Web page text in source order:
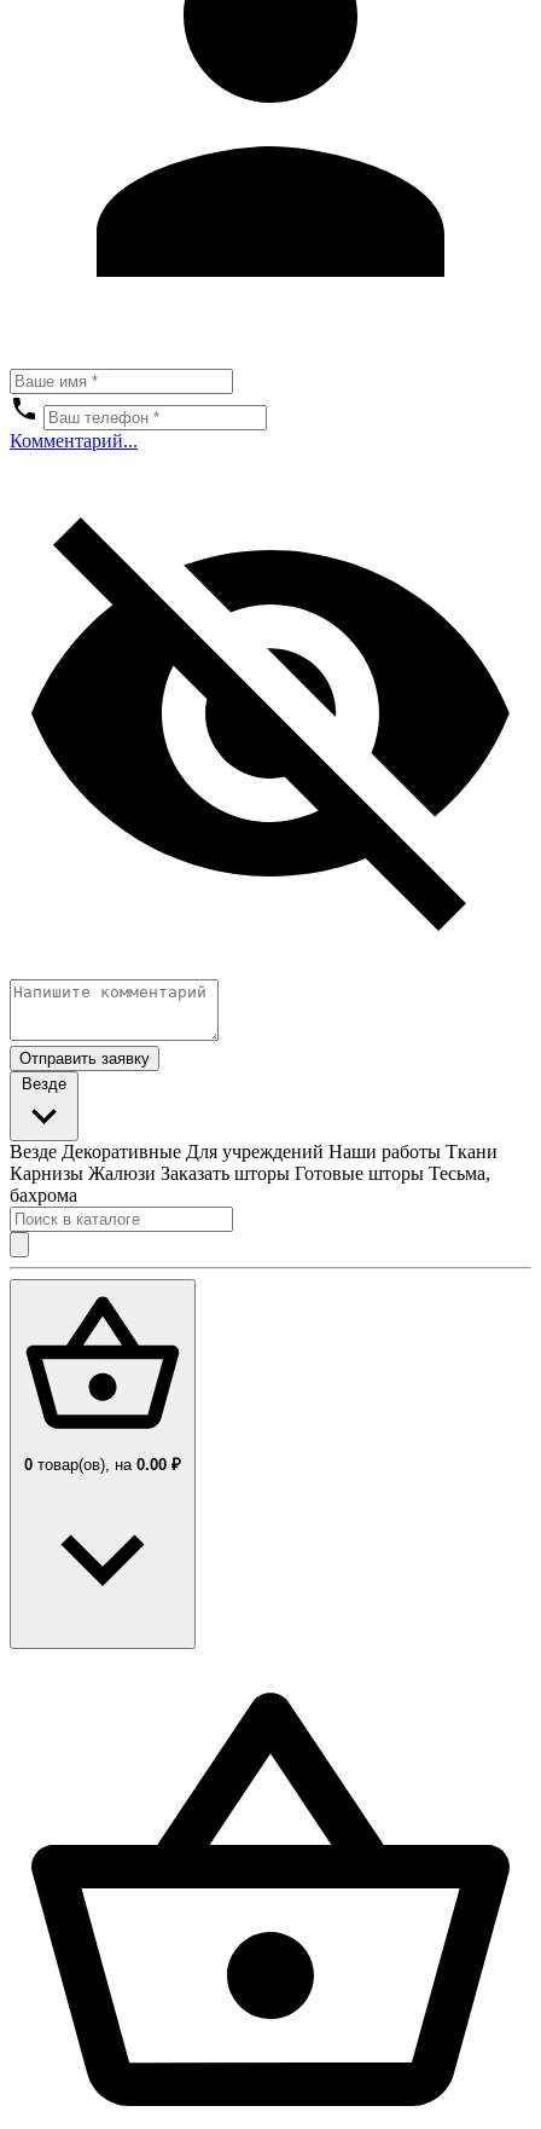
Комментарий...
Отправить заявку
Везде
Везде Декоративные Для учреждений Наши работы Ткани
Карнизы Жалюзи Заказать шторы Готовые шторы Тесьма,
бахрома
0 товар(ов), на 0.00 ₽